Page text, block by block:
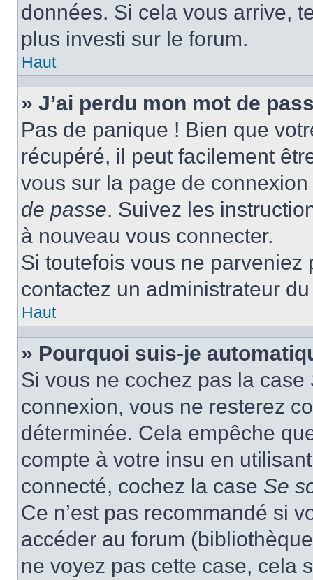
données. Si cela vous arrive,
plus investi sur le forum.
Haut
» J’ai perdu mon mot de
Pas de panique ! Bien que
récupéré, il peut facilement
vous sur la page de
de passe. Suivez les
à nouveau vous connecter.
Si toutefois vous ne
contactez un administrateur
Haut
» Pourquoi suis-je
Si vous ne cochez pas la case
connexion, vous ne resterez
déterminée. Cela empêche
compte à votre insu en
connecté, cochez la case Se
Ce n’est pas recommandé si
accéder au forum
ne voyez pas cette case, cela